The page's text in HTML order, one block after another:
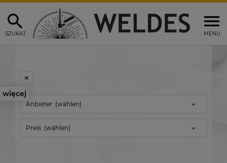
MENU
SZUKAJ
więcej
Anbieter: (wählen)
Preis: (wählen)